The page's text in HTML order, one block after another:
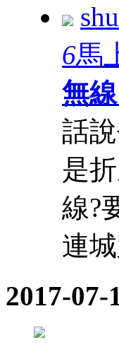
6馬
無
話
是
線?
連
2017-07-